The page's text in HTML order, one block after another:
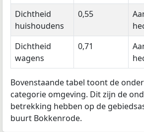
Dichtheid
huishoudens
0,55
Dichtheid
wagens
0,71
Bovenstaande tabel toont de
categorie omgeving. Dit zijn de
betrekking hebben op de
buurt Bokkenrode.